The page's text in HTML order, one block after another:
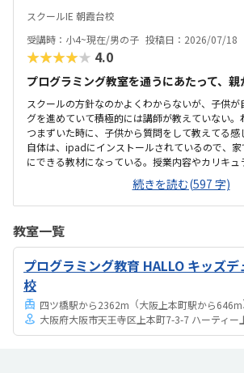
スクールIE 朝霞台校
受講時：小4~現在/男の子 投稿日：2026/07/18
★★★★★ 4.0
プログラミング教室を通うにあたって、親
スクールの方針なのかよくわからないが、子供が
グを進めていて積極的には講師が教えていない。
つまずいた時に、子供から質問をして教えてる
自体は、ipadにインストールされているので、
にできる教材になっている。授業内容やカリキュ
ないので子供の話だが、積極的に講師が教えてい
プログラミングで作ったものを発表すると聞いて
いみたい。駅からは徒歩ですぐ来れる距離で、
は路上駐車になります。駐輪スペースはあるので
なら行けると思います。奥の方まで覗いたことは
からないが、入り口や教室の内装は奇麗だと思い
すい感じがします。ひとそれぞれになってしまい...
続きを読む(597 字)
教室一覧
プログラミング教育 HALLO キッズ
校
四ツ橋駅から2362m （大阪上本町駅から646m
大阪府大阪市天王寺区上本町7-3-7 ハーティー